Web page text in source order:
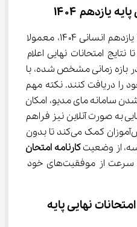
یازدهم ۱۴۰۴
پس از اتمام برنامه امتحانات یازدهم انسانی ۱۴۰۴، معمولا
هفته زمان می‌برد تا نتایج امتحانات نهایی اعلام
می‌توانند در بازه زمانی مشخص شده، با
را دریافت کنند. نکته مهم
سامانه مای مدیو، امکان
به صورت آنلاین نیز فراهم
شده است. این امکان به دانش‌آموزان کمک می‌کند تا بدون
از وضعیت کارنامه امتحان
خود مطلع شوند و به سرعت از موفقیت‌های خود
نهایی پایه